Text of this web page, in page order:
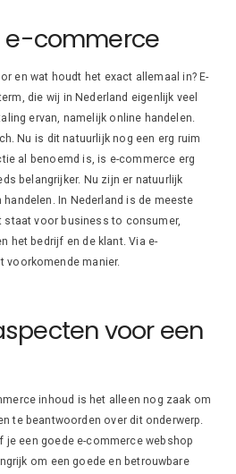
e-commerce
en wat houdt het exact allemaal in? E-
die wij in Nederland eigenlijk veel
ervan, namelijk online handelen.
Nu is dit natuurlijk nog een erg ruim
al benoemd is, is e-commerce erg
belangrijker. Nu zijn er natuurlijk
In Nederland is de meeste
staat voor business to consumer,
het bedrijf en de klant. Via e-
voorkomende manier.
voor een
inhoud is het alleen nog zaak om
te beantwoorden over dit onderwerp.
je een goede e-commerce webshop
om een goede en betrouwbare